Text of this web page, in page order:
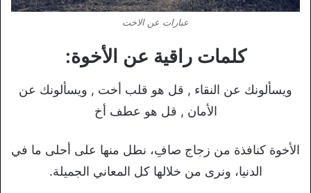
عبارات عن الاخت
كلمات راقية عن الأخوة:
ويسألونك عن النقاء , قل هو قلب أخت , ويسألونك عن
الأمان , قل هو عطف أخ
الأخوة كنافذة من زجاج صافِ، نطل منها على أحلى ما في
الدنيا، ونرى من خلالها كل المعاني الجميلة.